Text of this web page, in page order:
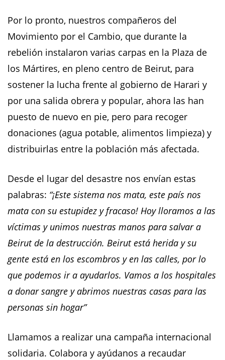
Por lo pronto, nuestros compañeros del
Movimiento por el Cambio, que durante la
rebelión instalaron varias carpas en la Plaza de
los Mártires, en pleno centro de Beirut, para
sostener la lucha frente al gobierno de Harari y
por una salida obrera y popular, ahora las han
puesto de nuevo en pie, pero para recoger
donaciones (agua potable, alimentos limpieza) y
distribuirlas entre la población más afectada.
Desde el lugar del desastre nos envían estas
palabras: “¡Este sistema nos mata, este país nos
mata con su estupidez y fracaso! Hoy lloramos a las
víctimas y unimos nuestras manos para salvar a
Beirut de la destrucción. Beirut está herida y su
gente está en los escombros y en las calles, por lo
que podemos ir a ayudarlos. Vamos a los hospitales
a donar sangre y abrimos nuestras casas para las
personas sin hogar”
Llamamos a realizar una campaña internacional
solidaria. Colabora y ayúdanos a recaudar